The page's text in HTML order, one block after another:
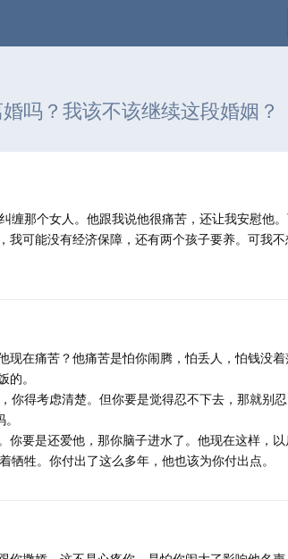
吗？我该不该继续这段婚姻？
缠那个女人。他跟我说他很痛苦，还让我安慰他
可能没有经济保障，还有两个孩子要养。可我不
在痛苦？他痛苦是怕你闹腾，怕丢人，怕钱没
。
得考虑清楚。但你要是觉得忍不下去，那就别忍
要是还爱他，那你脑子进水了。他现在这样，以
牲。你付出了这么多年，他也该为你付出点。